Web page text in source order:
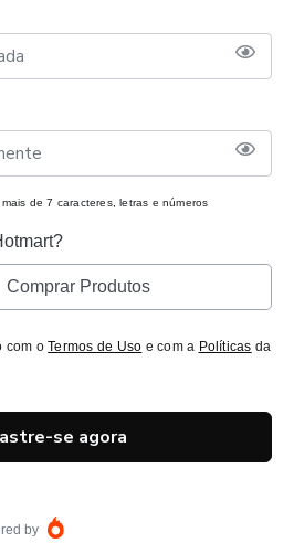
de 7 caracteres, letras e números
Comprar Produtos
com oTermos de Uso e com a Políticas da
se agora
by